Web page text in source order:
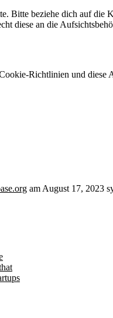
Bitte beziehe dich auf
diese an die
Richtlinien und
am August 17, 2023